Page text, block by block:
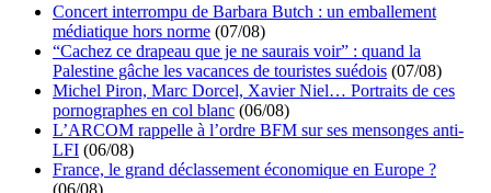
Concert interrompu de Barbara Butch : un emballement
médiatique hors norme (07/08)
“Cachez ce drapeau que je ne saurais voir” : quand la
Palestine gâche les vacances de touristes suédois (07/08)
Michel Piron, Marc Dorcel, Xavier Niel… Portraits de ces
pornographes en col blanc (06/08)
L’ARCOM rappelle à l’ordre BFM sur ses mensonges anti-
LFI (06/08)
France, le grand déclassement économique en Europe ?
(06/08)